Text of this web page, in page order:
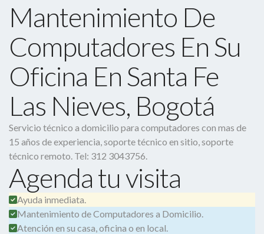
Mantenimiento De
Computadores En Su
Oficina En Santa Fe
Las Nieves, Bogotá
Servicio técnico a domicilio para computadores con mas de
15 años de experiencia, soporte técnico en sitio, soporte
técnico remoto. Tel: 312 3043756.
Agenda tu visita
Ayuda inmediata.
Mantenimiento de Computadores a Domicilio.
Atención en su casa, oficina o en local.